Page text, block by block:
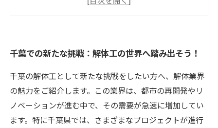
の道
リアルな体験談：千葉で解体工として働く人々
の声
理想を現実に：千葉で高収入の解体工を目指そ
う！
千葉での新たな挑戦：解体工の世界へ踏み出そう！
千葉の解体工として新たな挑戦をしたい方へ、解体業界
の魅力をご紹介します。この業界は、都市の再開発やリ
ノベーションが進む中で、その需要が急速に増加してい
ます。特に千葉県では、さまざまなプロジェクトが進行